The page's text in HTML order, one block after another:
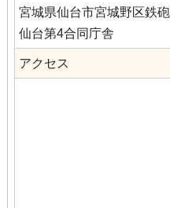
宮城県仙台市宮城野区鉄
仙台第4合同庁舎
アクセス